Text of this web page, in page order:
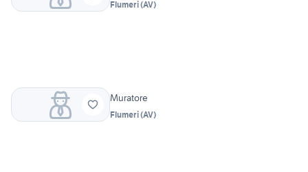
Flumeri(AV)
Muratore
Flumeri(AV)